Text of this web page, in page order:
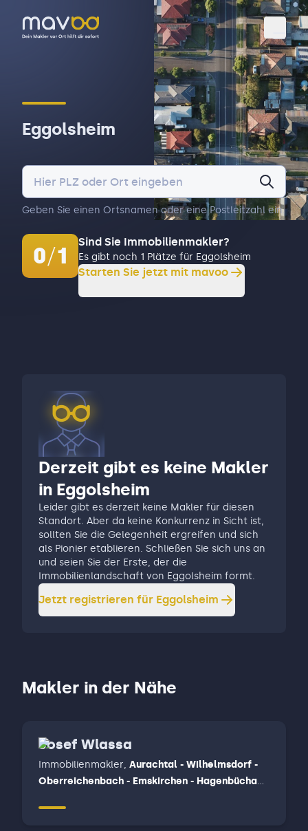
Eggolsheim
Geben Sie einen Ortsnamen oder eine Postleitzahl ein.
0/1
Sind Sie Immobilienmakler?
Es gibt noch 1 Plätze für Eggolsheim
Starten Sie jetzt mit mavoo
Derzeit gibt es keine Makler
in Eggolsheim
Leider gibt es derzeit keine Makler für diesen
Standort. Aber da keine Konkurrenz in Sicht ist,
sollten Sie die Gelegenheit ergreifen und sich
als Pionier etablieren. Schließen Sie sich uns an
und seien Sie der Erste, der die
Immobilienlandschaft von Eggolsheim formt.
Jetzt registrieren für Eggolsheim
Makler in der Nähe
Josef Wlassa
Immobilienmakler, Aurachtal - Wilhelmsdorf -
Oberreichenbach - Emskirchen - Hagenbüchach